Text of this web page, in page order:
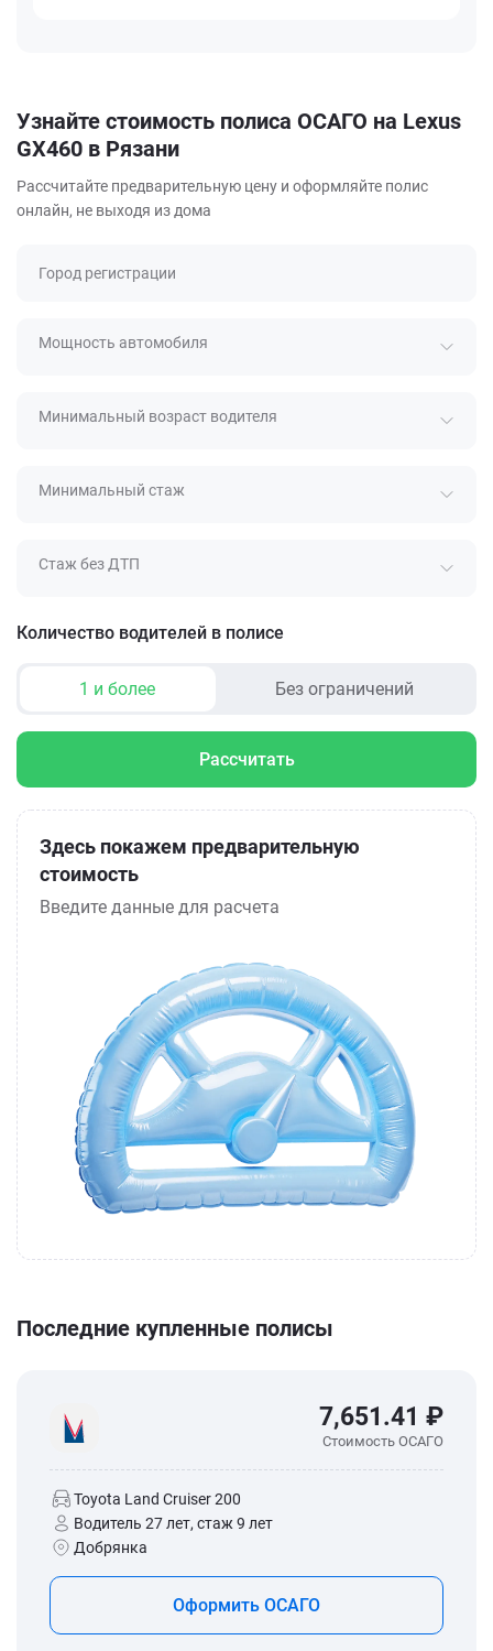
Узнайте стоимость полиса ОСАГО на Lexus
GX460 в Рязани
Рассчитайте предварительную цену и оформляйте полис
онлайн, не выходя из дома
Город регистрации
Мощность автомобиля
Минимальный возраст водителя
Минимальный стаж
Стаж без ДТП
Количество водителей в полисе
1 и более Без ограничений
Рассчитать
Здесь покажем предварительную
стоимость
Введите данные для расчета
Последние купленные полисы
7,651.41 ₽
Стоимость ОСАГО
Toyota Land Cruiser 200
Водитель 27 лет, стаж 9 лет
Добрянка
Оформить ОСАГО